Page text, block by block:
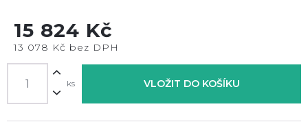
15 824 Kč
13 078 Kč bez DPH
ks VLOŽIT DO KOŠÍKU